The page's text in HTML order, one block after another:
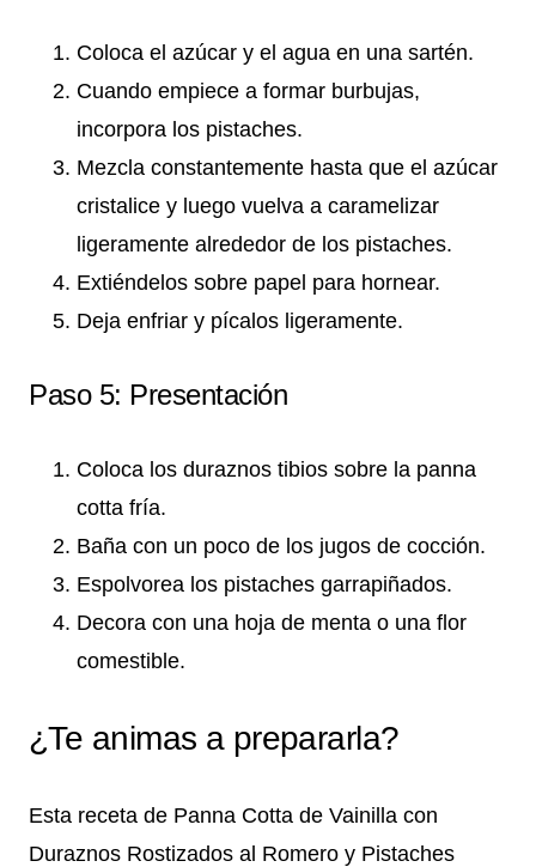
Coloca el azúcar y el agua en una sartén.
Cuando empiece a formar burbujas,
incorpora los pistaches.
Mezcla constantemente hasta que el azúcar
cristalice y luego vuelva a caramelizar
ligeramente alrededor de los pistaches.
Extiéndelos sobre papel para hornear.
Deja enfriar y pícalos ligeramente.
Paso 5: Presentación
Coloca los duraznos tibios sobre la panna
cotta fría.
Baña con un poco de los jugos de cocción.
Espolvorea los pistaches garrapiñados.
Decora con una hoja de menta o una flor
comestible.
¿Te animas a prepararla?
Esta receta de Panna Cotta de Vainilla con
Duraznos Rostizados al Romero y Pistaches